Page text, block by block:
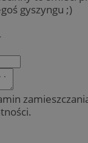
gyszyngu ;)